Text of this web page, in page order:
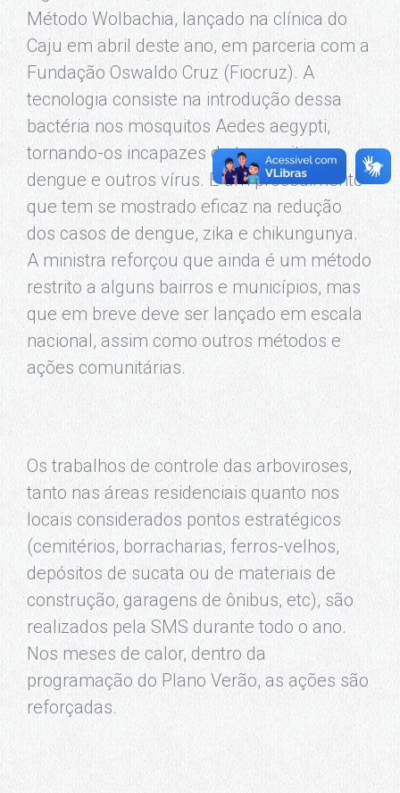
Método Wolbachia, lançado na clínica do
Caju em abril deste ano, em parceria com a
Fundação Oswaldo Cruz (Fiocruz). A
tecnologia consiste na introdução dessa
bactéria nos mosquitos Aedes aegypti,
tornando-os incapazes de transmitir a
dengue e outros vírus. É um procedimento
que tem se mostrado eficaz na redução
dos casos de dengue, zika e chikungunya.
A ministra reforçou que ainda é um método
restrito a alguns bairros e municípios, mas
que em breve deve ser lançado em escala
nacional, assim como outros métodos e
ações comunitárias.
Os trabalhos de controle das arboviroses,
tanto nas áreas residenciais quanto nos
locais considerados pontos estratégicos
(cemitérios, borracharias, ferros-velhos,
depósitos de sucata ou de materiais de
construção, garagens de ônibus, etc), são
realizados pela SMS durante todo o ano.
Nos meses de calor, dentro da
programação do Plano Verão, as ações são
reforçadas.